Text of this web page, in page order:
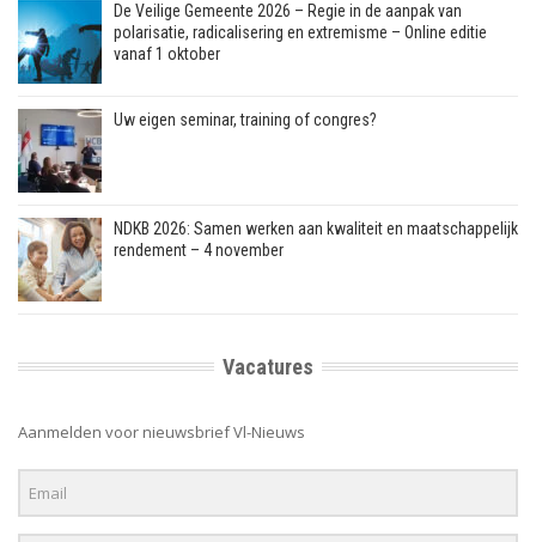
De Veilige Gemeente 2026 – Regie in de aanpak van
polarisatie, radicalisering en extremisme – Online editie
vanaf 1 oktober
Uw eigen seminar, training of congres?
NDKB 2026: Samen werken aan kwaliteit en maatschappelijk
rendement – 4 november
Vacatures
Aanmelden voor nieuwsbrief Vl-Nieuws